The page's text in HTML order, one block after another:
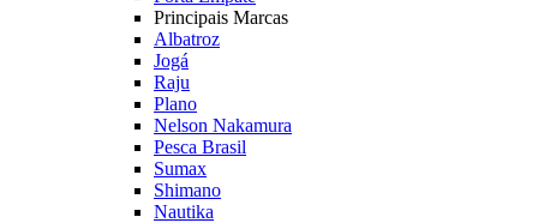
Principais Marcas
Albatroz
Jogá
Raju
Plano
Nelson Nakamura
Pesca Brasil
Sumax
Shimano
Nautika